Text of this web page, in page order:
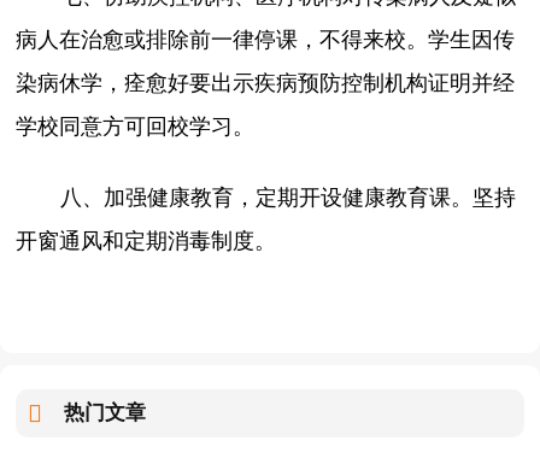
病人在治愈或排除前一律停课，不得来校。学生因传
染病休学，痊愈好要出示疾病预防控制机构证明并经
学校同意方可回校学习。
八、加强健康教育，定期开设健康教育课。坚持
开窗通风和定期消毒制度。
热门文章